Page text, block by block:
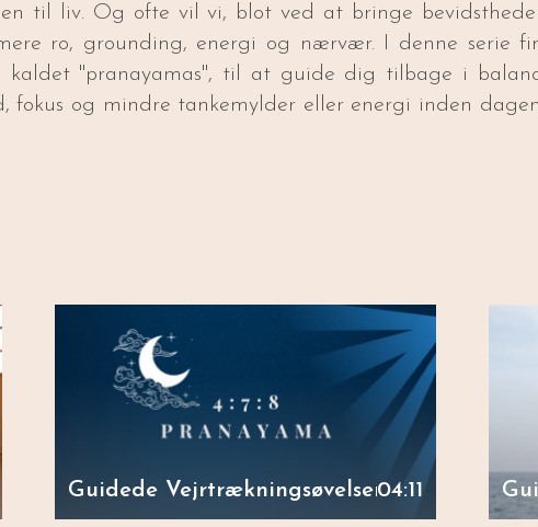
til liv. Og ofte vil vi, blot ved at bringe
ro, grounding, energi og nærvær. I denne serie
kaldet "pranayamas", til at guide dig tilbage i
fokus og mindre tankemylder eller energi inden
Guidede Vejrtrækningsøvelser04:11